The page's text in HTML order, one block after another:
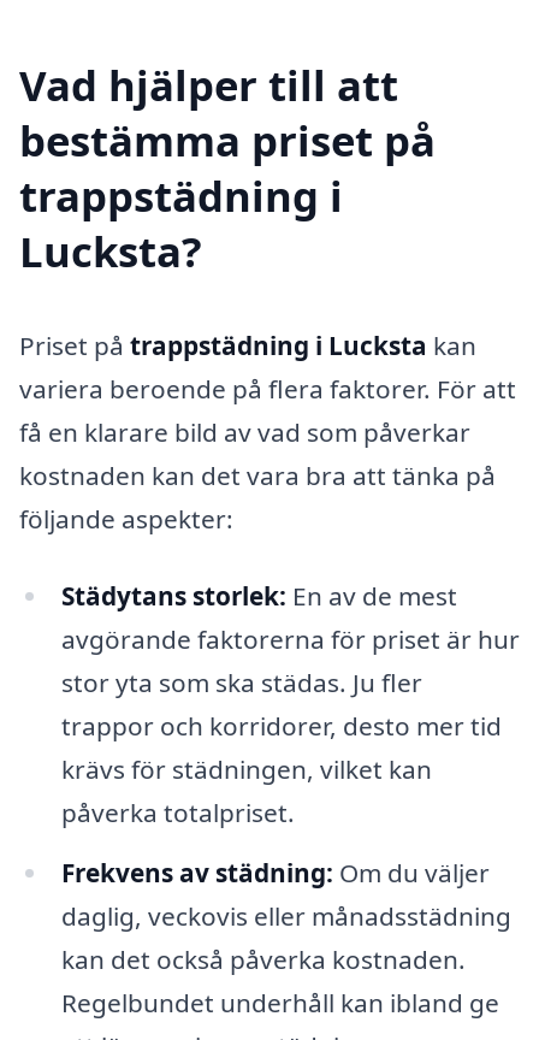
Vad hjälper till att
bestämma priset på
trappstädning i
Lucksta?
Priset på trappstädning i Lucksta kan
variera beroende på flera faktorer. För att
få en klarare bild av vad som påverkar
kostnaden kan det vara bra att tänka på
följande aspekter:
Städytans storlek: En av de mest
avgörande faktorerna för priset är hur
stor yta som ska städas. Ju fler
trappor och korridorer, desto mer tid
krävs för städningen, vilket kan
påverka totalpriset.
Frekvens av städning: Om du väljer
daglig, veckovis eller månadsstädning
kan det också påverka kostnaden.
Regelbundet underhåll kan ibland ge